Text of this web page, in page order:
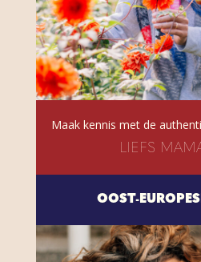
Maak kennis met de
LIEFS
OOST-